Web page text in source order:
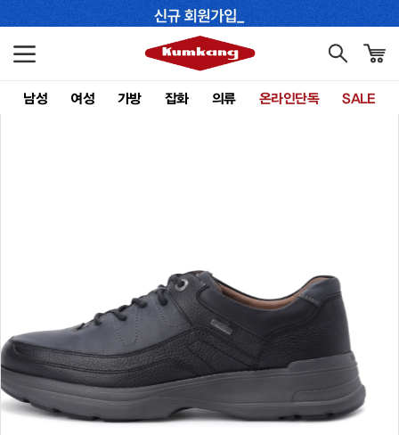
남성 여성 가방 잡화 의류 온라인단독 SALE